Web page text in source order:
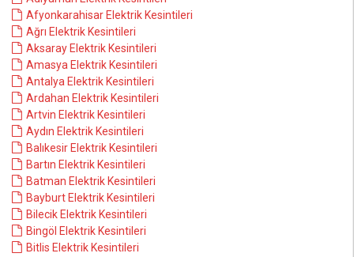
Afyonkarahisar Elektrik Kesintileri
Ağrı Elektrik Kesintileri
Aksaray Elektrik Kesintileri
Amasya Elektrik Kesintileri
Antalya Elektrik Kesintileri
Ardahan Elektrik Kesintileri
Artvin Elektrik Kesintileri
Aydın Elektrik Kesintileri
Balıkesir Elektrik Kesintileri
Bartın Elektrik Kesintileri
Batman Elektrik Kesintileri
Bayburt Elektrik Kesintileri
Bilecik Elektrik Kesintileri
Bingöl Elektrik Kesintileri
Bitlis Elektrik Kesintileri